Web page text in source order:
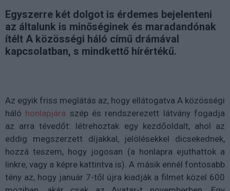
Egyszerre két dolgot is érdemes bejelenteni
az általunk is minőséginek és maradandónak
ítélt A közösségi háló című drámával
kapcsolatban, s mindkettő hírértékű.
Az egyik friss meglátás az, hogy ellátogatva A közösségi
háló honlapjára szép és rendszerezett látvány fogadja
az arra tévedőt: létrehoztak egy kezdőoldalt, ahol az
eddig megszerzett díjakkal, jelölésekkel dicsekednek,
hozzá teszem, hogy jogosan (a honlapra ejuthattok a
linkre, vagy a képre kattintva is). A másik ennél fontosabb
tény az, hogy január 7-től újra kiadják a filmet közel 600